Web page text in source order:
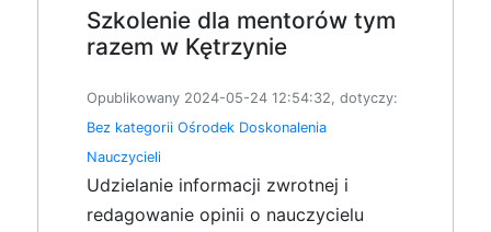
Szkolenie dla mentorów tym
razem w Kętrzynie
Opublikowany 2024-05-24 12:54:32, dotyczy:
Bez kategorii Ośrodek Doskonalenia
Nauczycieli
Udzielanie informacji zwrotnej i
redagowanie opinii o nauczycielu